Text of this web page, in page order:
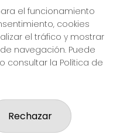
el funcionamiento
cookies
el tráfico y mostrar
navegación. Puede
consultar la Política de
Rechazar